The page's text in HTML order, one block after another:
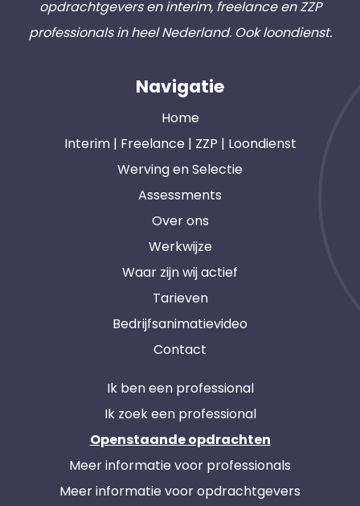
opdrachtgevers en interim, freelance en ZZP
professionals in heel Nederland. Ook loondienst.
Navigatie
Home
Interim | Freelance | ZZP | Loondienst
Werving en Selectie
Assessments
Over ons
Werkwijze
Waar zijn wij actief
Tarieven
Bedrijfsanimatievideo
Contact
Ik ben een professional
Ik zoek een professional
Openstaande opdrachten
Meer informatie voor professionals
Meer informatie voor opdrachtgevers